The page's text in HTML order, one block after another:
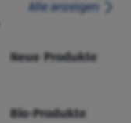
Alle anzeigen
Neue Produkte
Bio-Produkte